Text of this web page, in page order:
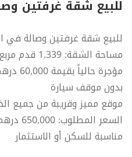
للبيع شقة غرفتين
للبيع شقة غرفتين وصالة في
مساحة الشقة: 1,339 قدم مربع
مؤجرة حالياً بقيمة 60,000 درهم سنوياً
بدون موقف سيارة
موقع مميز وقريبة من جميع
السعر المطلوب: 650,000 درهم
مناسبة للسكن أو الاستثمار